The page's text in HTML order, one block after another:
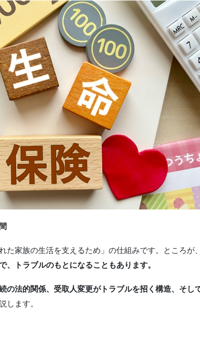
た家族の生活を支えるため」の仕組みです。ところが
、トラブルのもとになることもあります。
の法的関係、受取人変更がトラブルを招く構造、そし
します。